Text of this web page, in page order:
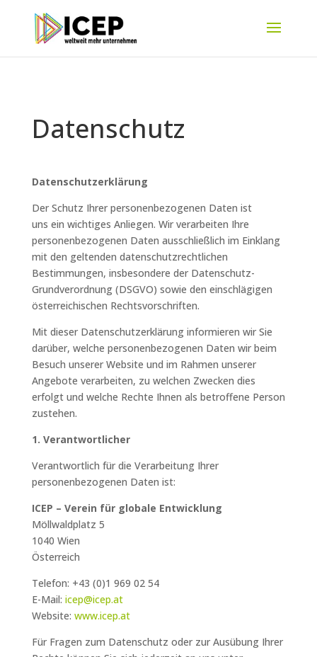
Datenschutz
Datenschutzerklärung
Der Schutz Ihrer personenbezogenen Daten ist
uns ein wichtiges Anliegen. Wir verarbeiten Ihre
personenbezogenen Daten ausschließlich im Einklang
mit den geltenden datenschutzrechtlichen
Bestimmungen, insbesondere der Datenschutz-
Grundverordnung (DSGVO) sowie den einschlägigen
österreichischen Rechtsvorschriften.
Mit dieser Datenschutzerklärung informieren wir Sie
darüber, welche personenbezogenen Daten wir beim
Besuch unserer Website und im Rahmen unserer
Angebote verarbeiten, zu welchen Zwecken dies
erfolgt und welche Rechte Ihnen als betroffene Person
zustehen.
1. Verantwortlicher
Verantwortlich für die Verarbeitung Ihrer
personenbezogenen Daten ist:
ICEP – Verein für globale Entwicklung
Möllwaldplatz 5
1040 Wien
Österreich
Telefon: +43 (0)1 969 02 54
E-Mail: icep@icep.at
Website: www.icep.at
Für Fragen zum Datenschutz oder zur Ausübung Ihrer